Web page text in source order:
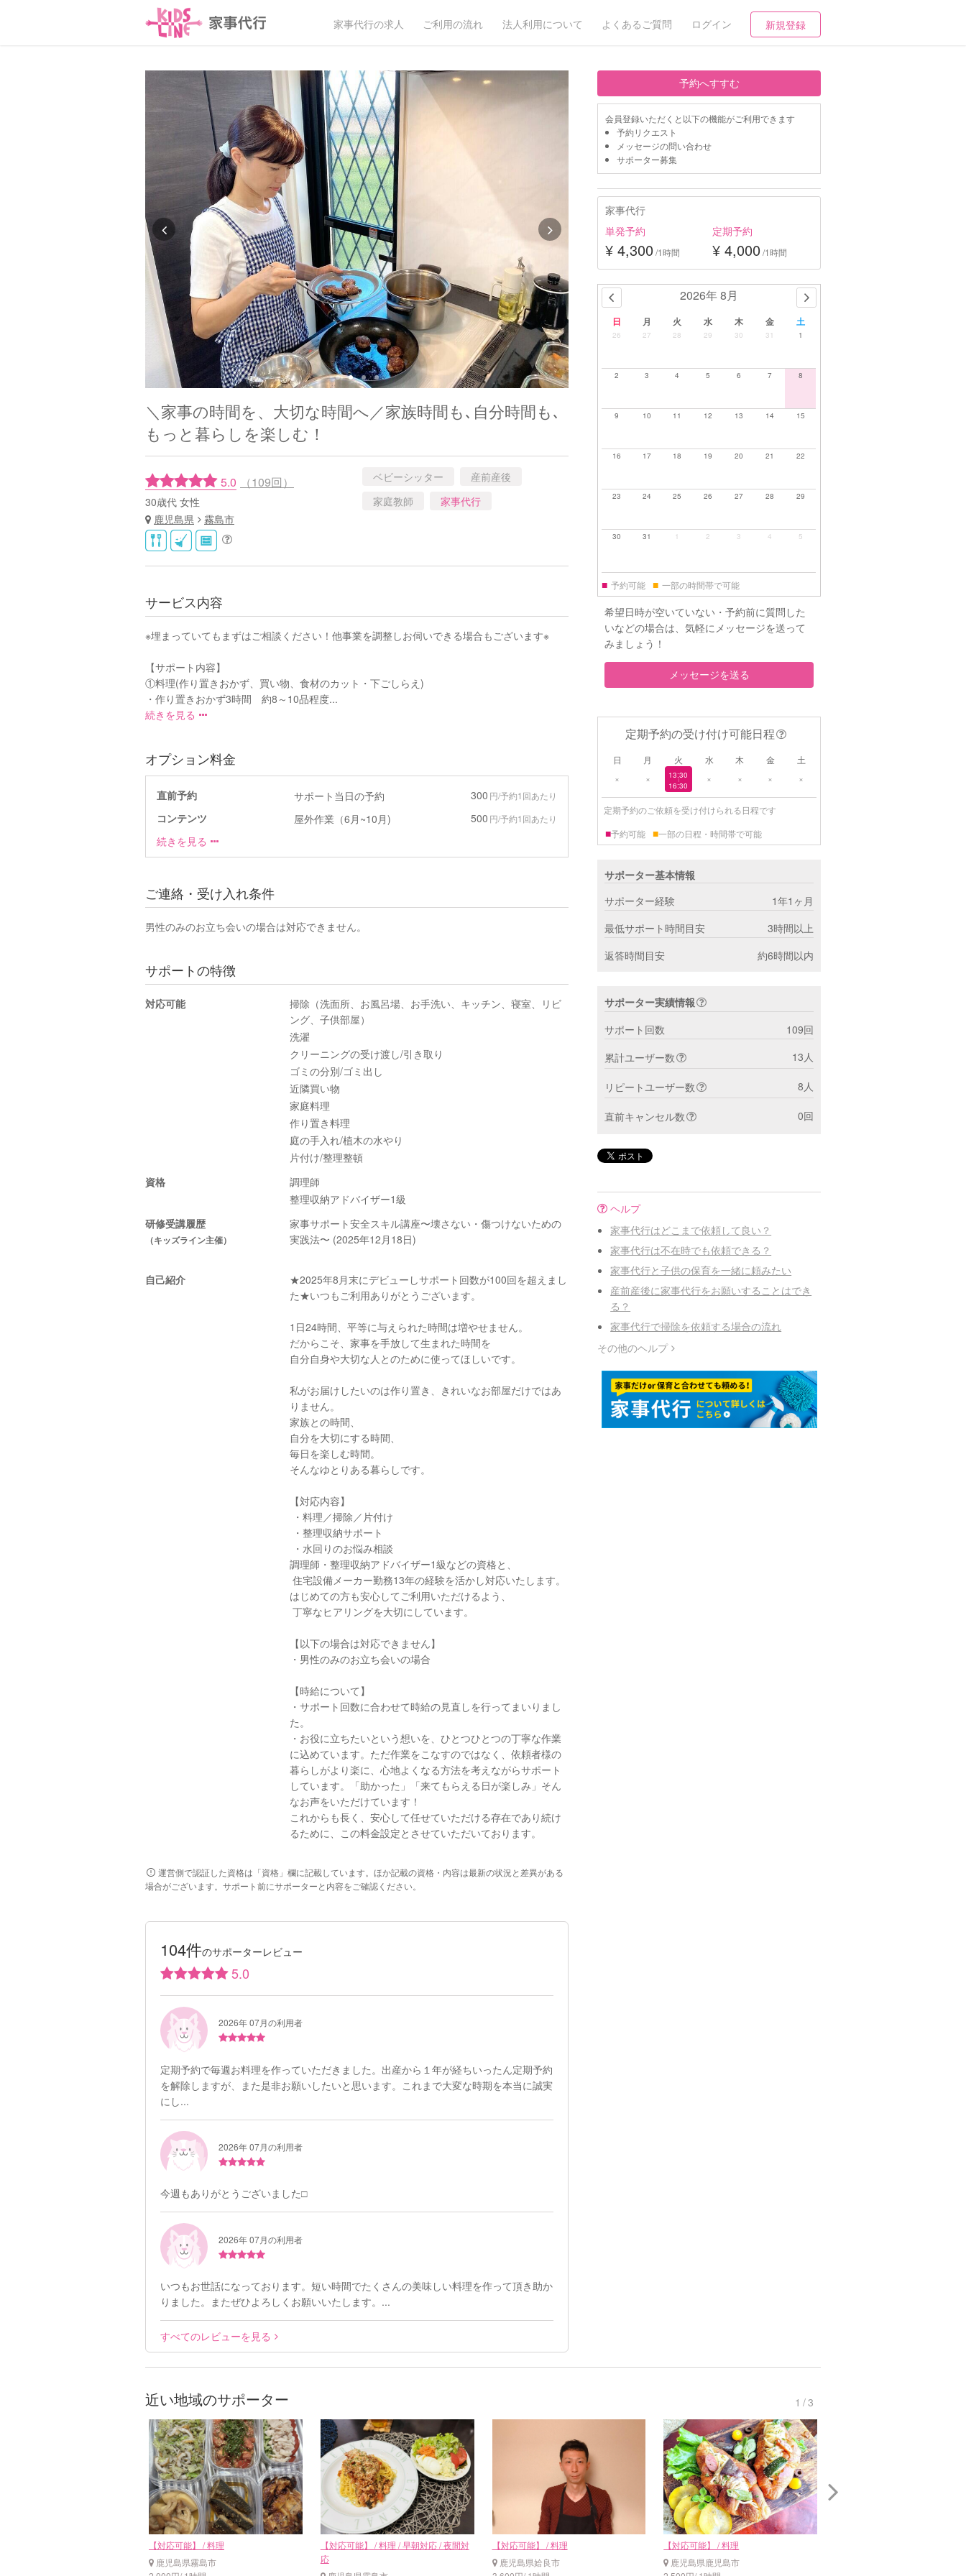
家事代行の求人 ご利用の流れ 法人利用について よくあるご質問 ログイン 新規登録
＼家事の時間を、大切な時間へ／家族時間も､自分時間も､
もっと暮らしを楽しむ！
5.0 （109回）
30歳代 女性
鹿児島県
霧島市
ベビーシッター
産前産後
家庭教師
家事代行
サービス内容
※埋まっていてもまずはご相談ください！他事業を調整しお伺いできる場合もございます※
【サポート内容】
①料理(作り置きおかず、買い物、食材のカット・下ごしらえ)
・作り置きおかず3時間 約8～10品程度...
続きを見る
オプション料金
直前予約 サポート当日の予約 300 円/予約1回あたり
コンテンツ 屋外作業（6月~10月) 500 円/予約1回あたり
続きを見る
ご連絡・受け入れ条件
男性のみのお立ち会いの場合は対応できません。
サポートの特徴
対応可能
掃除（洗面所、お風呂場、お手洗い、キッチン、寝室、リビ
ング、子供部屋）
洗濯
クリーニングの受け渡し/引き取り
ゴミの分別/ゴミ出し
近隣買い物
家庭料理
作り置き料理
庭の手入れ/植木の水やり
片付け/整理整頓
資格
調理師
整理収納アドバイザー1級
研修受講履歴
（キッズライン主催）
家事サポート安全スキル講座〜壊さない・傷つけないための
実践法〜 (2025年12月18日)
自己紹介
★2025年8月末にデビューしサポート回数が100回を超えまし
た★いつもご利用ありがとうございます。
1日24時間、平等に与えられた時間は増やせません。
だからこそ、家事を手放して生まれた時間を
自分自身や大切な人とのために使ってほしいです。
私がお届けしたいのは作り置き、きれいなお部屋だけではあ
りません。
家族との時間、
自分を大切にする時間、
毎日を楽しむ時間。
そんなゆとりある暮らしです。
【対応内容】
・料理／掃除／片付け
・整理収納サポート
・水回りのお悩み相談
調理師・整理収納アドバイザー1級などの資格と、
住宅設備メーカー勤務13年の経験を活かし対応いたします。
はじめての方も安心してご利用いただけるよう、
丁寧なヒアリングを大切にしています。
【以下の場合は対応できません】
・男性のみのお立ち会いの場合
【時給について】
・サポート回数に合わせて時給の見直しを行ってまいりまし
た。
・お役に立ちたいという想いを、ひとつひとつの丁寧な作業
に込めています。ただ作業をこなすのではなく、依頼者様の
暮らしがより楽に、心地よくなる方法を考えながらサポート
しています。「助かった」「来てもらえる日が楽しみ」そん
なお声をいただけています！
これからも長く、安心して任せていただける存在であり続け
るために、この料金設定とさせていただいております。
運営側で認証した資格は「資格」欄に記載しています。ほか記載の資格・内容は最新の状況と差異がある
場合がございます。サポート前にサポーターと内容をご確認ください。
104件のサポーターレビュー
5.0
2026年 07月の利用者
定期予約で毎週お料理を作っていただきました。出産から１年が経ちいったん定期予約
を解除しますが、また是非お願いしたいと思います。これまで大変な時期を本当に誠実
にし...
2026年 07月の利用者
今週もありがとうございました□
2026年 07月の利用者
いつもお世話になっております。短い時間でたくさんの美味しい料理を作って頂き助か
りました。またぜひよろしくお願いいたします。...
すべてのレビューを見る
予約へすすむ
会員登録いただくと以下の機能がご利用できます
予約リクエスト
メッセージの問い合わせ
サポーター募集
家事代行
単発予約
¥ 4,300 /1時間
定期予約
¥ 4,000 /1時間
2026年 8月
日 月 火 水 木 金 土
26 27 28 29 30 31 1
2 3 4 5 6 7 8
9 10 11 12 13 14 15
16 17 18 19 20 21 22
23 24 25 26 27 28 29
30 31 1 2 3 4 5
■ 予約可能 ■ 一部の時間帯で可能
希望日時が空いていない・予約前に質問した
いなどの場合は、気軽にメッセージを送って
みましょう！
メッセージを送る
定期予約の受け付け可能日程
日
×
月
×
火
13:30
|
16:30
水
×
木
×
金
×
土
×
定期予約のご依頼を受け付けられる日程です
■予約可能 ■一部の日程・時間帯で可能
サポーター基本情報
サポーター経験
1年1ヶ月
最低サポート時間目安
3時間以上
返答時間目安
約6時間以内
サポーター実績情報
サポート回数
109回
累計ユーザー数
13人
リピートユーザー数 8人
直前キャンセル数 0回
ヘルプ
家事代行はどこまで依頼して良い？
家事代行は不在時でも依頼できる？
家事代行と子供の保育を一緒に頼みたい
産前産後に家事代行をお願いすることはでき
る？
家事代行で掃除を依頼する場合の流れ
その他のヘルプ
近い地域のサポーター 1 /3
【対応可能】 / 料理
鹿児島県霧島市
【対応可能】 / 料理 / 早朝対応 / 夜間対
応
【対応可能】 / 料理
鹿児島県姶良市
【対応可能】 / 料理
鹿児島県鹿児島市